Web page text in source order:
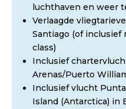
luchthaven en weer
Verlaagde
Santiago (of
class)
Inclusief
Arenas/Puerto
Inclusief vlucht
Island (Antarctica) in